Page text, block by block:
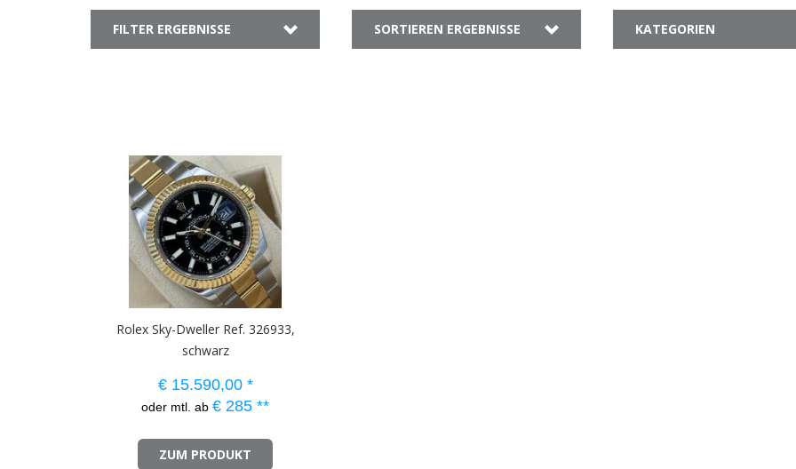
FILTER ERGEBNISSE SORTIEREN ERGEBNISSE KATEGORIEN
Rolex Sky-Dweller Ref. 326933,
schwarz
€15.590,00 *
oder mtl. ab € 285 **
ZUM PRODUKT